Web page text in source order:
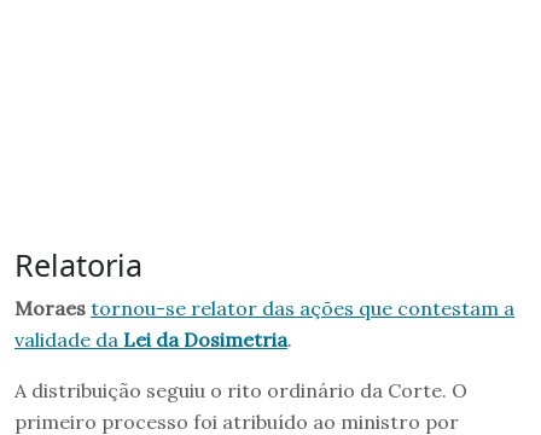
Relatoria
Moraes tornou-se relator das ações que contestam a
validade da Lei da Dosimetria.
A distribuição seguiu o rito ordinário da Corte. O
primeiro processo foi atribuído ao ministro por